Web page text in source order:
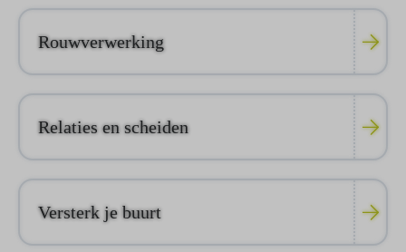
Rouwverwerking
Relaties en scheiden
Versterk je buurt